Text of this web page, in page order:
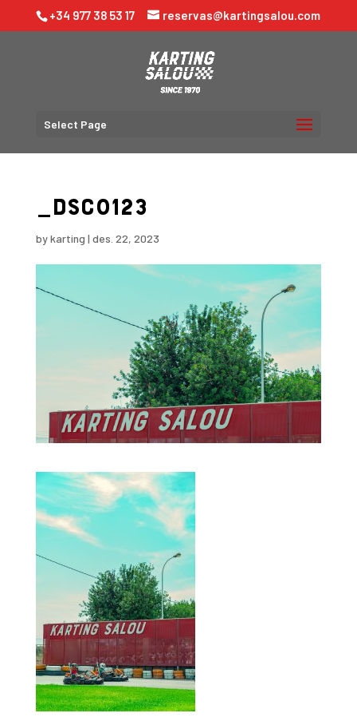
+34 977 38 53 17 reservas@kartingsalou.com
Select Page
_DSC0123
bykarting | des. 22, 2023